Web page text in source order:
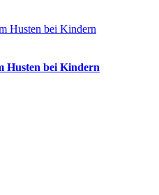
Husten bei Kindern